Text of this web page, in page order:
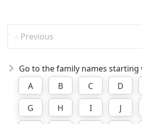
Previous
Go to the family names starting
A
B C D
G
H I J